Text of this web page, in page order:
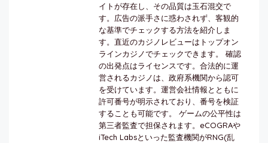
イトが存在し、その品質は玉石混交で
す。広告の派手さに惑わされず、客観的
な基準でチェックする方法を紹介しま
す。直近のカジノレビューはトップオン
ラインカジノでチェックできます。 確認
の出発点はライセンスです。合法的に運
営されるカジノは、政府系機関から認可
を受けています。運営会社情報とともに
許可番号が明示されており、番号を検証
することも可能です。 ゲームの公平性は
第三者監査で担保されます。eCOGRAや
iTech Labsといった監査機関がRNG(乱